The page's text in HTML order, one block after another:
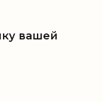
вашей